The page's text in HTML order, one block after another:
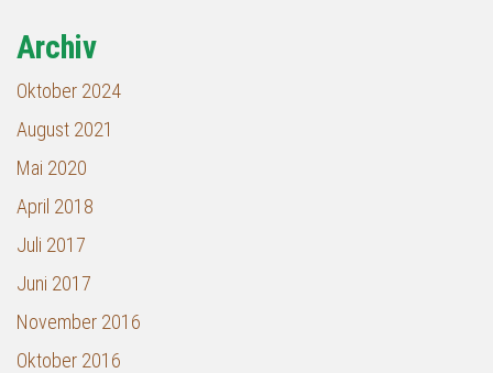
Archiv
Oktober 2024
August 2021
Mai 2020
April 2018
Juli 2017
Juni 2017
November 2016
Oktober 2016